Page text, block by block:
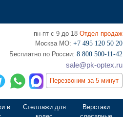
пн-пт с 9 до 18 Отдел продаж
Москва МО: +7 495 120 50 20
‎Бесплатно по России: 8 800 500-11-42
sale@pk-optex.ru
Перезвоним за 5 минут
в
Стеллажи для
Верстаки